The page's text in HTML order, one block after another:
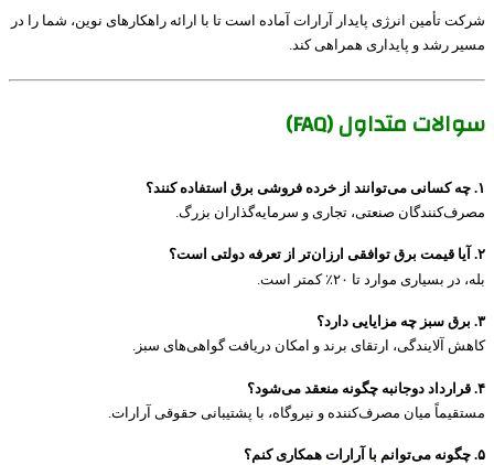
شرکت تأمین انرژی پایدار آرارات آماده است تا با ارائه راهکارهای نوین، شما را در
مسیر رشد و پایداری همراهی کند.
سوالات متداول (FAQ)
۱. چه کسانی می‌توانند از خرده فروشی برق استفاده کنند؟
مصرف‌کنندگان صنعتی، تجاری و سرمایه‌گذاران بزرگ.
۲. آیا قیمت برق توافقی ارزان‌تر از تعرفه دولتی است؟
بله، در بسیاری موارد تا ۲۰٪ کمتر است.
۳. برق سبز چه مزایایی دارد؟
کاهش آلایندگی، ارتقای برند و امکان دریافت گواهی‌های سبز.
۴. قرارداد دوجانبه چگونه منعقد می‌شود؟
مستقیماً میان مصرف‌کننده و نیروگاه، با پشتیبانی حقوقی آرارات.
۵. چگونه می‌توانم با آرارات همکاری کنم؟